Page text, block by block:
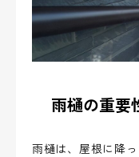
雨樋の重要
雨樋は、屋根に降
お知らせ&スタッフ